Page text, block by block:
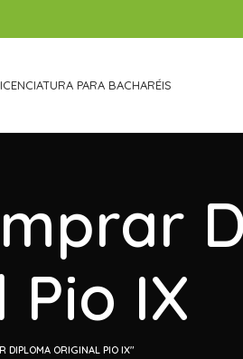
PARA BACHARÉIS
IX
DIPLOMA ORIGINAL PIO IX"